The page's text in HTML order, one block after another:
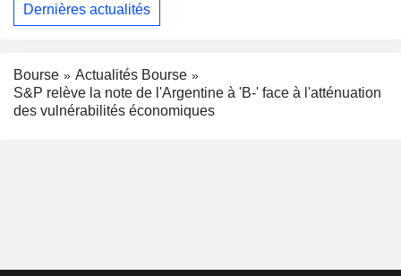
Dernières actualités
Bourse
Actualités Bourse
S&P relève la note de l'Argentine à 'B-' face à l'atténuation
des vulnérabilités économiques